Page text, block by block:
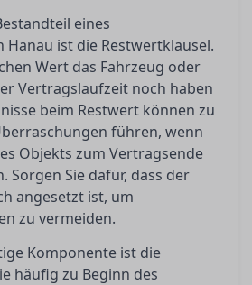
eines
Hanau ist die Restwertklausel.
Wert das Fahrzeug oder
Vertragslaufzeit noch haben
beim Restwert können zu
führen, wenn
Objekts zum Vertragsende
Sorgen Sie dafür, dass der
angesetzt ist, um
zu vermeiden.
Komponente ist die
häufig zu Beginn des